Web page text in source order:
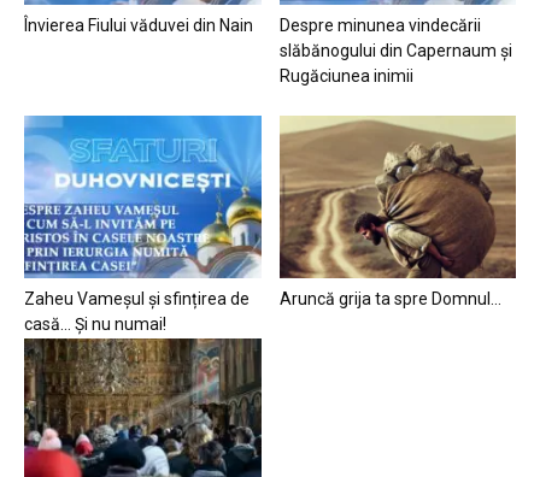
Învierea Fiului văduvei din Nain
Despre minunea vindecării
slăbănogului din Capernaum și
Rugăciunea inimii
Zaheu Vameșul și sfințirea de
casă… Și nu numai!
Aruncă grija ta spre Domnul…